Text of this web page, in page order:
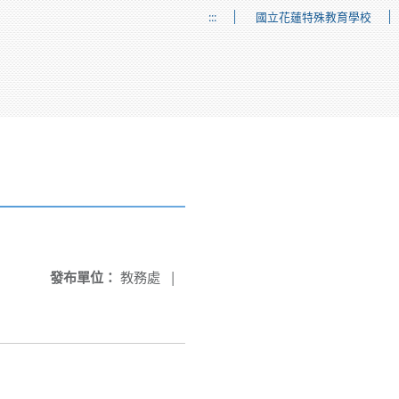
::: 國立花蓮特殊教育學校
發布單位： 教務處 |